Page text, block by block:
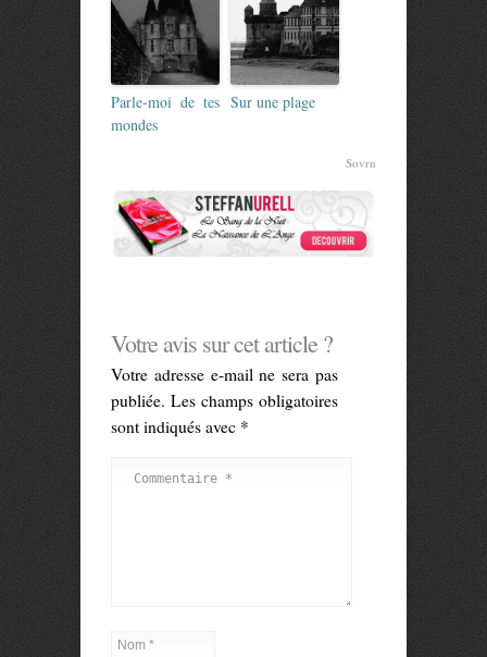
Parle-moi de tes
mondes
Sur une plage
Sovrn
Votre avis sur cet article ?
Votre adresse e-mail ne sera pas
publiée. Les champs obligatoires
sont indiqués avec *